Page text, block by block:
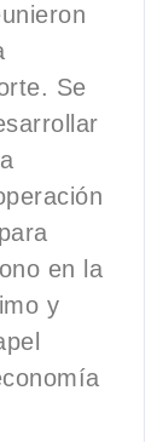
Se
en la
y